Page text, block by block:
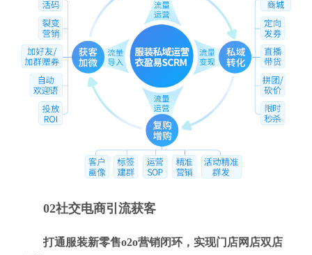
02社交电商引流获客
打通服装新零售o2o营销闭环，实现门店网店双店